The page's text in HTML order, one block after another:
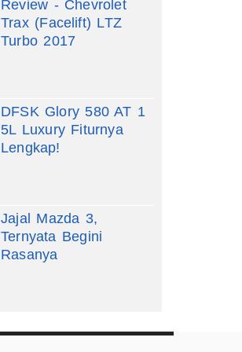
Review - Chevrolet
Trax (Facelift) LTZ
Turbo 2017
DFSK Glory 580 AT 1
5L Luxury Fiturnya
Lengkap!
Jajal Mazda 3,
Ternyata Begini
Rasanya